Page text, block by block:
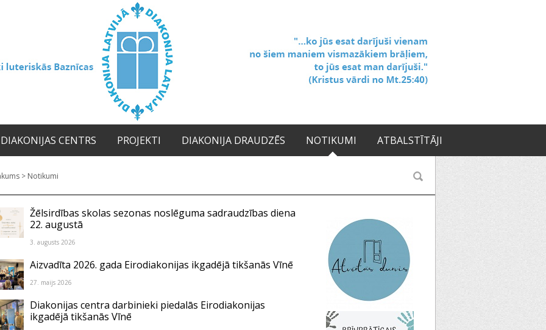
DIAKONIJAS CENTRS PROJEKTI DIAKONIJA DRAUDZĒS NOTIKUMI ATBALSTĪTĀJI
> Notikumi
Žēlsirdības skolas sezonas noslēguma sadraudzības diena
22. augustā
3. augusts 2026
Aizvadīta 2026. gada Eirodiakonijas ikgadējā tikšanās Vīnē
27. maijs 2026
Diakonijas centra darbinieki piedalās Eirodiakonijas
ikgadējā tikšanās Vīnē